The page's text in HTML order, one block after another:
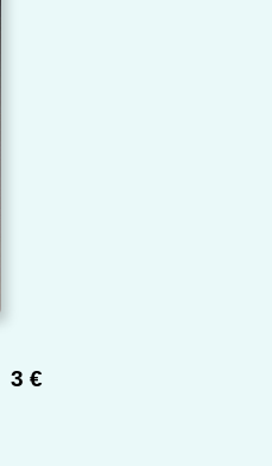
3 €